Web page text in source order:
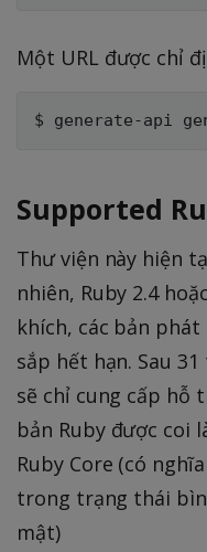
Một URL được chỉ
Supported
Thư viện này hiện
nhiên, Ruby 2.4
khích, các bản
sắp hết hạn. Sau
sẽ chỉ cung cấp hỗ
bản Ruby được coi
Ruby Core (có
trong trạng thái
mật)